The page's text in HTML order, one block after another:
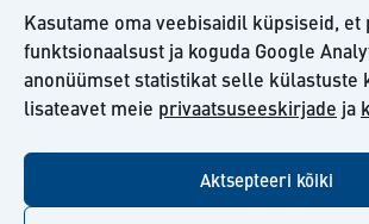
Kasutame oma veebisaidil küpsiseid, et
funktsionaalsust ja koguda Google
anonüümset statistikat selle külastuste
lisateavet meie privaatsuseeskirjade ja
Aktsepteeri kõiki
Meediale
Telli meie uudiskiri
Kiilto Eesti OÜ müügilepingu tingimused
youtube